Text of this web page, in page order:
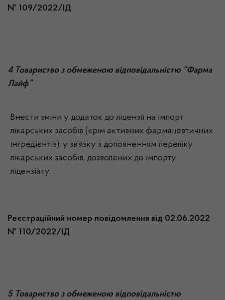
№ 109/2022/ІД
4 Товариство з обмеженою відповідальністю “Фарма
Лайф”
Внести зміни у додаток до ліцензії на імпорт
лікарських засобів (крім активних фармацевтичних
інгредієнтів), у зв’язку з доповненням переліку
лікарських засобів, дозволених до імпорту
ліцензіату.
Реєстраційний номер повідомлення від 02.06.2022
№ 110/2022/ІД
5 Товариство з обмеженою відповідальністю